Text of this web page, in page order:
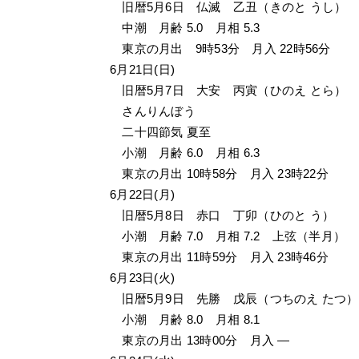
旧暦5月6日　仏滅　乙丑（きのと うし）
中潮　月齢 5.0　月相 5.3
東京の月出　9時53分　月入 22時56分
6月21日(日)
旧暦5月7日　大安　丙寅（ひのえ とら）
さんりんぼう
二十四節気 夏至
小潮　月齢 6.0　月相 6.3
東京の月出 10時58分　月入 23時22分
6月22日(月)
旧暦5月8日　赤口　丁卯（ひのと う）
小潮　月齢 7.0　月相 7.2　上弦（半月）
東京の月出 11時59分　月入 23時46分
6月23日(火)
旧暦5月9日　先勝　戊辰（つちのえ たつ）
小潮　月齢 8.0　月相 8.1
東京の月出 13時00分　月入 —